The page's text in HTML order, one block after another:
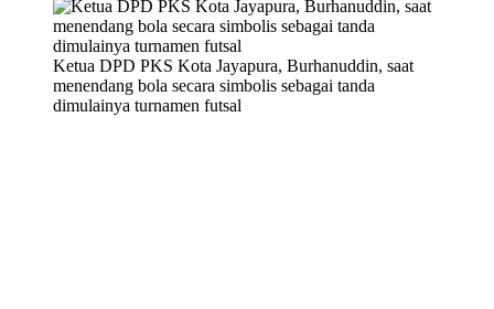
Ketua DPD PKS Kota Jayapura, Burhanuddin, saat
menendang bola secara simbolis sebagai tanda
dimulainya turnamen futsal